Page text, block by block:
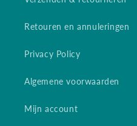
Retouren en annuleringen
Privacy Policy
Algemene voorwaarden
Mijn account